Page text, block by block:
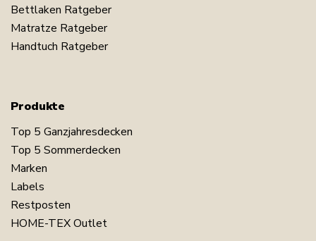
Bettlaken Ratgeber
Matratze Ratgeber
Handtuch Ratgeber
Produkte
Top 5 Ganzjahresdecken
Top 5 Sommerdecken
Marken
Labels
Restposten
HOME-TEX Outlet